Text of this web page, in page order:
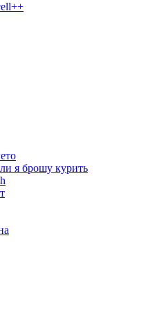
я бpoшу куpить